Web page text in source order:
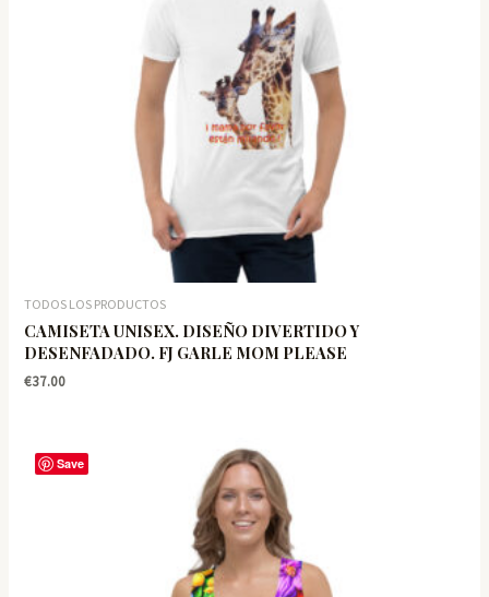
TODOS LOS PRODUCTOS
CAMISETA UNISEX. DISEÑO DIVERTIDO Y
DESENFADADO. FJ GARLE MOM PLEASE
€37.00
Save